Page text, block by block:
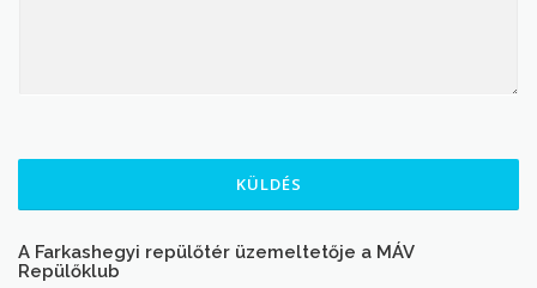
KÜLDÉS
A Farkashegyi repülőtér üzemeltetője a MÁV
Repülőklub